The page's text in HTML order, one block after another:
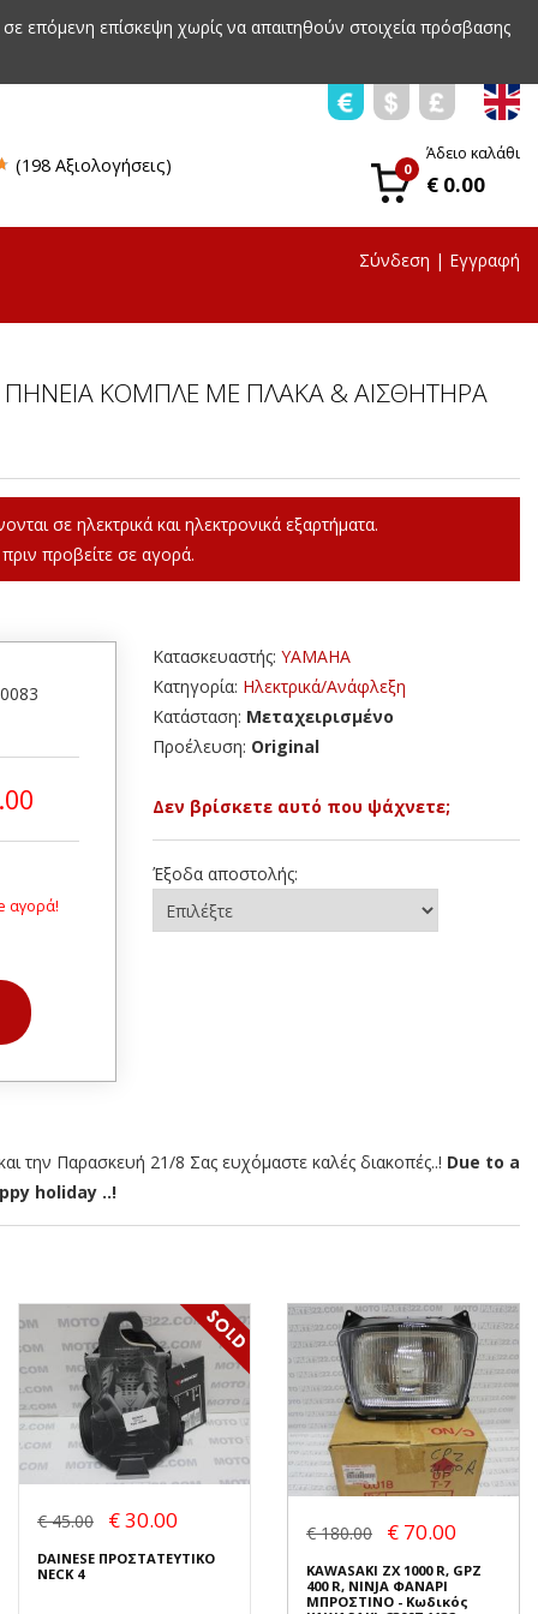
επόμενη επίσκεψη χωρίς να απαιτηθούν στοιχεία πρόσβασης
(198 Αξιολογήσεις) 0
Άδειο καλάθι
€ 0.00
Σύνδεση | Εγγραφή
ΠΗΝΕΙΑ ΚΟΜΠΛΕ ΜΕ ΠΛΑΚΑ & ΑΙΣΘΗΤΗΡΑ
σε ηλεκτρικά και ηλεκτρονικά εξαρτήματα.
πριν προβείτε σε αγορά.
αγορά!
Κατασκευαστής: YAMAHA
Κατηγορία: Ηλεκτρικά/Ανάφλεξη
Κατάσταση: Μεταχειρισμένο
Προέλευση: Original
Δεν βρίσκετε αυτό που ψάχνετε;
Έξοδα αποστολής:
την Παρασκευή 21/8 Σας ευχόμαστε καλές διακοπές..! Due to a
holiday ..!
€ 45.00 € 30.00
DAINESE ΠΡΟΣΤΑΤΕΥΤΙΚΟ
NECK 4
€ 180.00 € 70.00
KAWASAKI ZX 1000 R, GPZ
400 R, NINJA ΦΑΝΑΡΙ
ΜΠΡΟΣΤΙΝΟ - Κωδικός